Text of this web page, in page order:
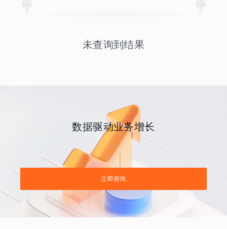
未查询到结果
数据驱动业务增长
立即咨询